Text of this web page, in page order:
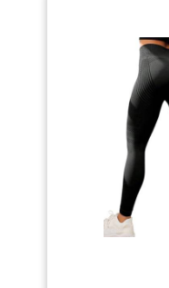
doux que du beurre, offrant
niveau de confort inégalé.
texture lisse vous donnera
l'impression de porter une
deuxième peau, permettant
mouvement sans
sans être transparent.
HAUTE - La large bande de
offre un contrôle du ventre et
aspect élancé, aide à aplatir
ventre et à accentuer la taille,
tandis que le style taille haute
allonge les jambes et
votre silhouette, vous
l'air plus mince.